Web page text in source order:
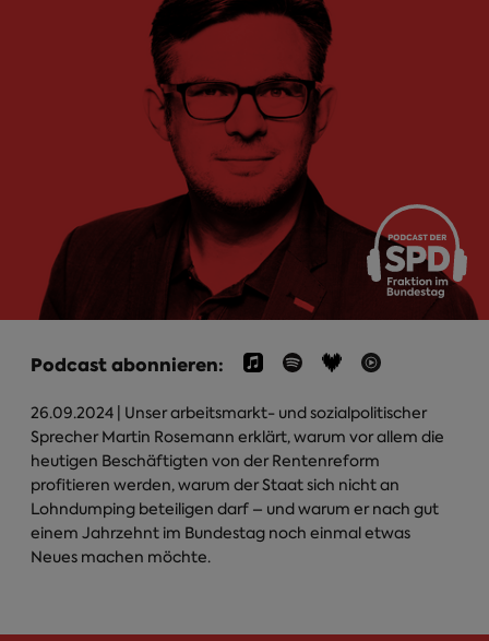
Podcast abonnieren:
26.09.2024 | Unser arbeitsmarkt- und sozialpolitischer
Sprecher Martin Rosemann erklärt, warum vor allem die
heutigen Beschäftigten von der Rentenreform
profitieren werden, warum der Staat sich nicht an
Lohndumping beteiligen darf – und warum er nach gut
einem Jahrzehnt im Bundestag noch einmal etwas
Neues machen möchte.